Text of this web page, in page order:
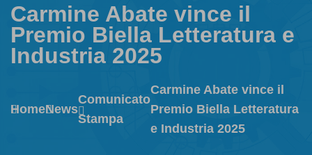
Carmine Abate vince il
Premio Biella Letteratura e
Industria 2025
HomeNews
Comunicato
Stampa
Carmine Abate vince il
Premio Biella Letteratura
e Industria 2025